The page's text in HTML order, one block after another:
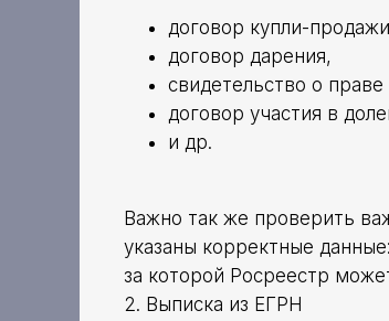
договор купли-
договор дарения,
свидетельство о праве
договор участия в
и др.
Важно так же проверить
указаны корректные
за которой Росреестр
2. Выписка из ЕГРН